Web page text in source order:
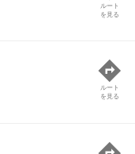
ルート
を見る
ルート
を見る